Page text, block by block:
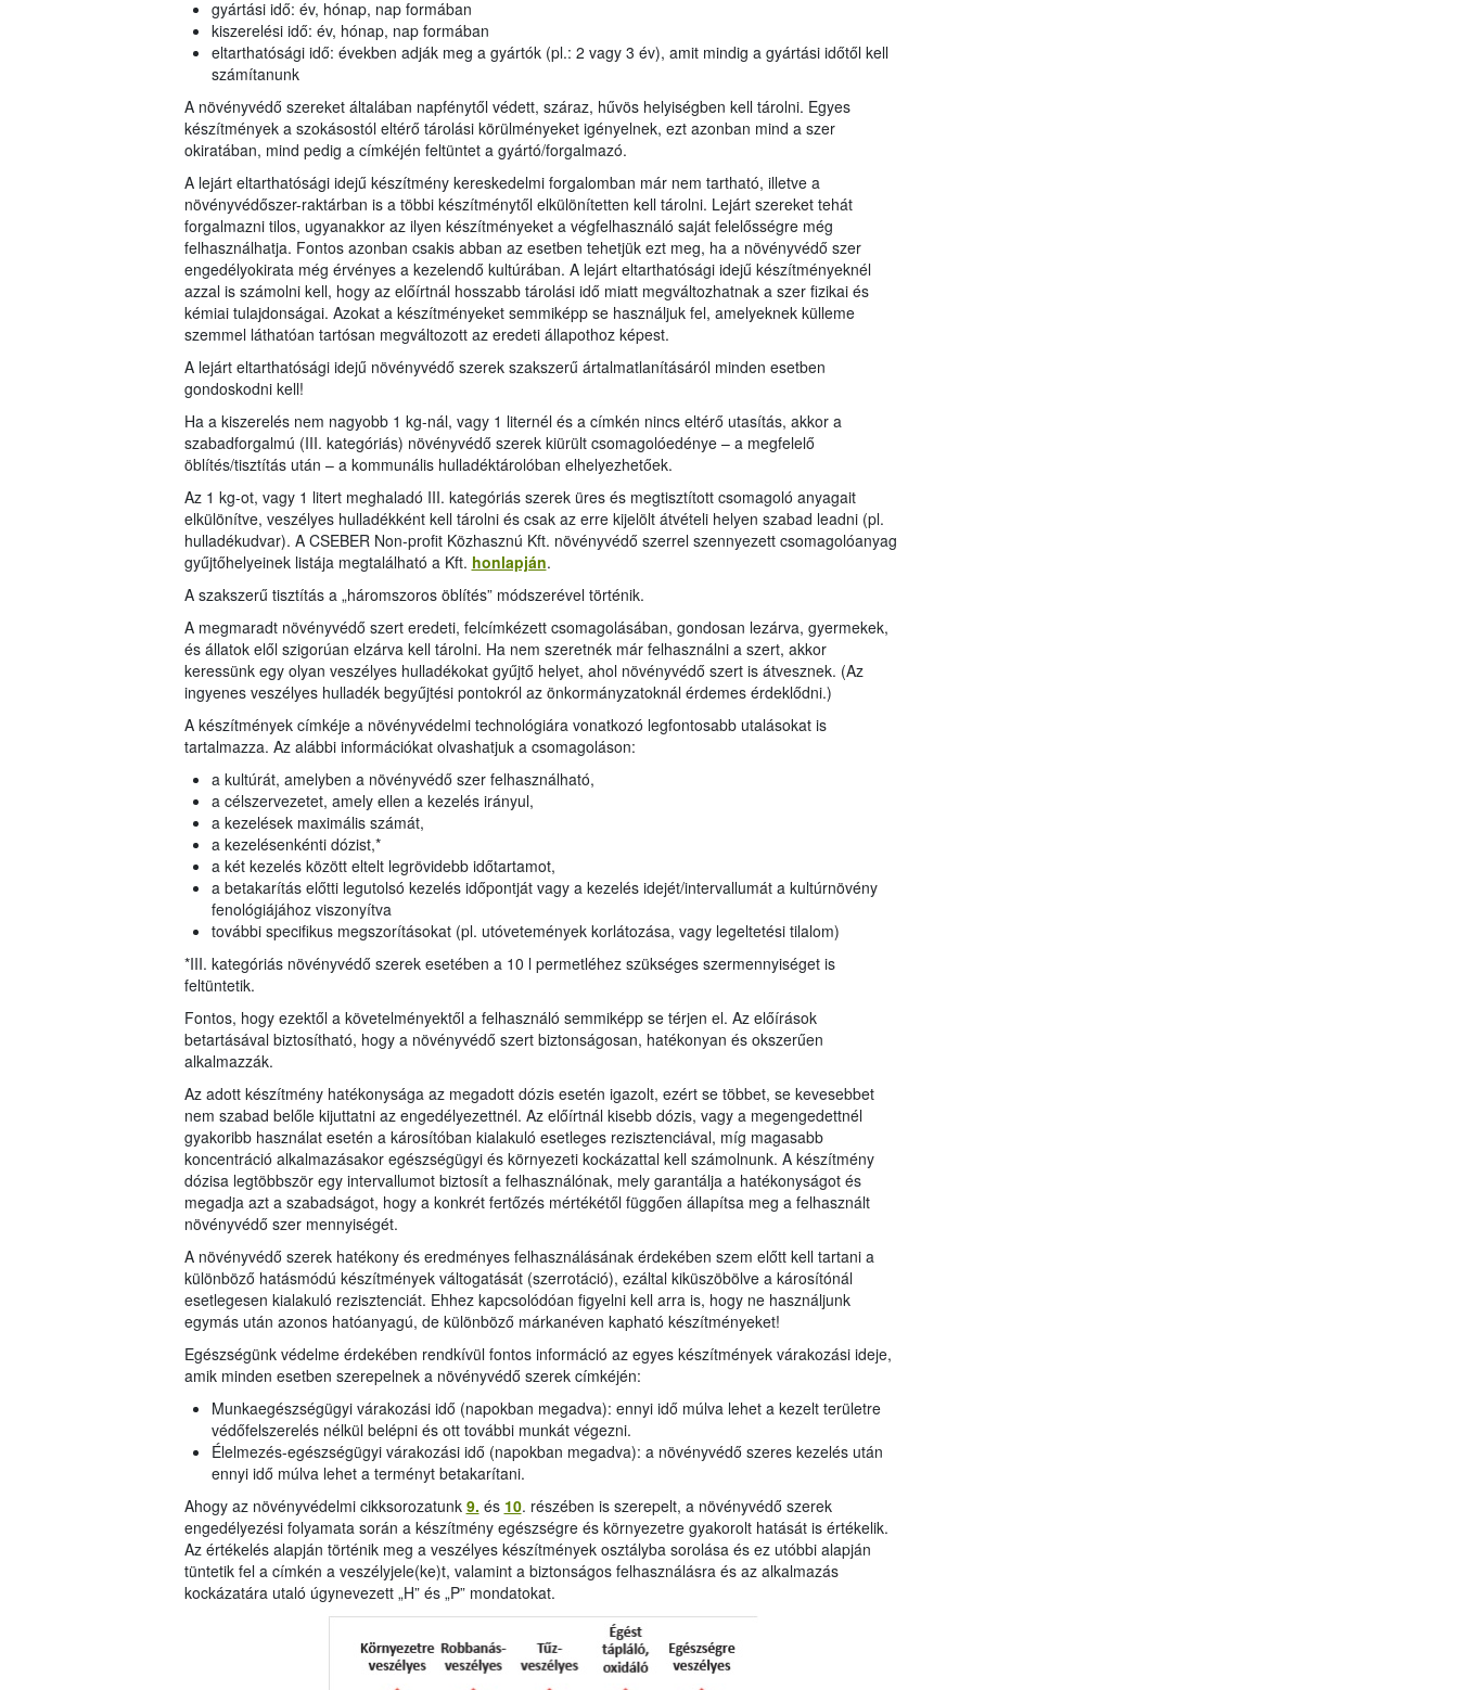
gyártási idő: év, hónap, nap formában
kiszerelési idő: év, hónap, nap formában
eltarthatósági idő: években adják meg a gyártók (pl.: 2 vagy 3 év), amit mindig a gyártási időtől kell
számítanunk
A növényvédő szereket általában napfénytől védett, száraz, hűvös helyiségben kell tárolni. Egyes
készítmények a szokásostól eltérő tárolási körülményeket igényelnek, ezt azonban mind a szer
okiratában, mind pedig a címkéjén feltüntet a gyártó/forgalmazó.
A lejárt eltarthatósági idejű készítmény kereskedelmi forgalomban már nem tartható, illetve a
növényvédőszer-raktárban is a többi készítménytől elkülönítetten kell tárolni. Lejárt szereket tehát
forgalmazni tilos, ugyanakkor az ilyen készítményeket a végfelhasználó saját felelősségre még
felhasználhatja. Fontos azonban csakis abban az esetben tehetjük ezt meg, ha a növényvédő szer
engedélyokirata még érvényes a kezelendő kultúrában. A lejárt eltarthatósági idejű készítményeknél
azzal is számolni kell, hogy az előírtnál hosszabb tárolási idő miatt megváltozhatnak a szer fizikai és
kémiai tulajdonságai. Azokat a készítményeket semmiképp se használjuk fel, amelyeknek külleme
szemmel láthatóan tartósan megváltozott az eredeti állapothoz képest.
A lejárt eltarthatósági idejű növényvédő szerek szakszerű ártalmatlanításáról minden esetben
gondoskodni kell!
Ha a kiszerelés nem nagyobb 1 kg-nál, vagy 1 liternél és a címkén nincs eltérő utasítás, akkor a
szabadforgalmú (III. kategóriás) növényvédő szerek kiürült csomagolóedénye – a megfelelő
öblítés/tisztítás után – a kommunális hulladéktárolóban elhelyezhetőek.
Az 1 kg-ot, vagy 1 litert meghaladó III. kategóriás szerek üres és megtisztított csomagoló anyagait
elkülönítve, veszélyes hulladékként kell tárolni és csak az erre kijelölt átvételi helyen szabad leadni (pl.
hulladékudvar). A CSEBER Non-profit Közhasznú Kft. növényvédő szerrel szennyezett csomagolóanyag
gyűjtőhelyeinek listája megtalálható a Kft. honlapján.
A szakszerű tisztítás a „háromszoros öblítés” módszerével történik.
A megmaradt növényvédő szert eredeti, felcímkézett csomagolásában, gondosan lezárva, gyermekek,
és állatok elől szigorúan elzárva kell tárolni. Ha nem szeretnék már felhasználni a szert, akkor
keressünk egy olyan veszélyes hulladékokat gyűjtő helyet, ahol növényvédő szert is átvesznek. (Az
ingyenes veszélyes hulladék begyűjtési pontokról az önkormányzatoknál érdemes érdeklődni.)
A készítmények címkéje a növényvédelmi technológiára vonatkozó legfontosabb utalásokat is
tartalmazza. Az alábbi információkat olvashatjuk a csomagoláson:
a kultúrát, amelyben a növényvédő szer felhasználható,
a célszervezetet, amely ellen a kezelés irányul,
a kezelések maximális számát,
a kezelésenkénti dózist,*
a két kezelés között eltelt legrövidebb időtartamot,
a betakarítás előtti legutolsó kezelés időpontját vagy a kezelés idejét/intervallumát a kultúrnövény
fenológiájához viszonyítva
további specifikus megszorításokat (pl. utóvetemények korlátozása, vagy legeltetési tilalom)
*III. kategóriás növényvédő szerek esetében a 10 l permetléhez szükséges szermennyiséget is
feltüntetik.
Fontos, hogy ezektől a követelményektől a felhasználó semmiképp se térjen el. Az előírások
betartásával biztosítható, hogy a növényvédő szert biztonságosan, hatékonyan és okszerűen
alkalmazzák.
Az adott készítmény hatékonysága az megadott dózis esetén igazolt, ezért se többet, se kevesebbet
nem szabad belőle kijuttatni az engedélyezettnél. Az előírtnál kisebb dózis, vagy a megengedettnél
gyakoribb használat esetén a károsítóban kialakuló esetleges rezisztenciával, míg magasabb
koncentráció alkalmazásakor egészségügyi és környezeti kockázattal kell számolnunk. A készítmény
dózisa legtöbbször egy intervallumot biztosít a felhasználónak, mely garantálja a hatékonyságot és
megadja azt a szabadságot, hogy a konkrét fertőzés mértékétől függően állapítsa meg a felhasznált
növényvédő szer mennyiségét.
A növényvédő szerek hatékony és eredményes felhasználásának érdekében szem előtt kell tartani a
különböző hatásmódú készítmények váltogatását (szerrotáció), ezáltal kiküszöbölve a károsítónál
esetlegesen kialakuló rezisztenciát. Ehhez kapcsolódóan figyelni kell arra is, hogy ne használjunk
egymás után azonos hatóanyagú, de különböző márkanéven kapható készítményeket!
Egészségünk védelme érdekében rendkívül fontos információ az egyes készítmények várakozási ideje,
amik minden esetben szerepelnek a növényvédő szerek címkéjén:
Munkaegészségügyi várakozási idő (napokban megadva): ennyi idő múlva lehet a kezelt területre
védőfelszerelés nélkül belépni és ott további munkát végezni.
Élelmezés-egészségügyi várakozási idő (napokban megadva): a növényvédő szeres kezelés után
ennyi idő múlva lehet a terményt betakarítani.
Ahogy az növényvédelmi cikksorozatunk 9. és 10. részében is szerepelt, a növényvédő szerek
engedélyezési folyamata során a készítmény egészségre és környezetre gyakorolt hatását is értékelik.
Az értékelés alapján történik meg a veszélyes készítmények osztályba sorolása és ez utóbbi alapján
tüntetik fel a címkén a veszélyjele(ke)t, valamint a biztonságos felhasználásra és az alkalmazás
kockázatára utaló úgynevezett „H” és „P” mondatokat.